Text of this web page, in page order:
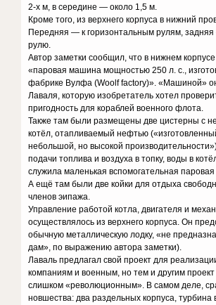
2-х м, в середине — около 1,5 м.
Кроме того, из верхнего корпуса в нижний
Передняя — к горизонтальным рулям, задняя
рулю.
Автор заметки сообщил, что в нижнем
«паровая машина мощностью 250 л. с.,
фабрике Вулфа (Woolf factory)». «Машиной»
Лаваля, которую изобретатель хотел
пригодность для кораблей военного флота.
Также там были размещены две цистерны с
котёл, отапливаемый нефтью
небольшой, но высокой
подачи топлива и воздуха в топку, воды в
служила маленькая вспомогательная
А ещё там были две койки для отдыха
членов эипажа.
Управление работой котла, двигателя и
осуществлялось из верхнего корпуса. Он
обычную металлическую лодку, «не
дам», по выражению автора заметки).
Лаваль предлагал свой проект для
компаниям и военным, но тем и другим проект
слишком «революционным». В самом деле,
новшества: два раздельных корпуса,